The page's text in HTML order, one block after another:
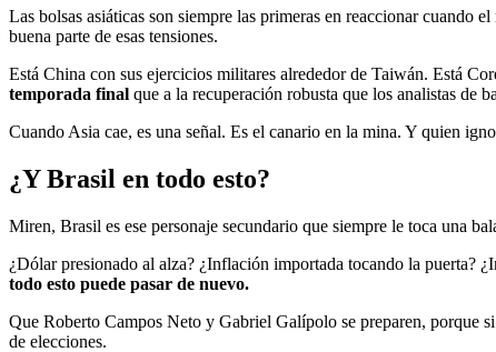
Las bolsas asiáticas son siempre las primeras en reaccionar
buena parte de esas tensiones.
Está China con sus ejercicios militares alrededor de Taiwán. Está
temporada final que a la recuperación robusta que los analistas de
Cuando Asia cae, es una señal. Es el canario en la mina. Y quien
¿Y Brasil en todo esto?
Miren, Brasil es ese personaje secundario que siempre le toca una
¿Dólar presionado al alza? ¿Inflación importada tocando la puerta?
todo esto puede pasar de nuevo.
Que Roberto Campos Neto y Gabriel Galípolo se preparen, porque
de elecciones.